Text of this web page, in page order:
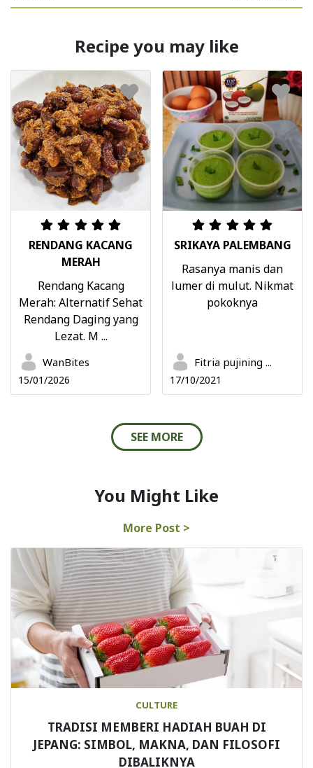
Recipe you may like
RENDANG KACANG
MERAH
Rendang Kacang
Merah: Alternatif Sehat
Rendang Daging yang
Lezat. M ...
WanBites
15/01/2026
SRIKAYA PALEMBANG
Rasanya manis dan
lumer di mulut. Nikmat
pokoknya
Fitria pujining ...
17/10/2021
SEE MORE
You Might Like
More Post >
CULTURE
TRADISI MEMBERI HADIAH BUAH DI
JEPANG: SIMBOL, MAKNA, DAN FILOSOFI
DIBALIKNYA